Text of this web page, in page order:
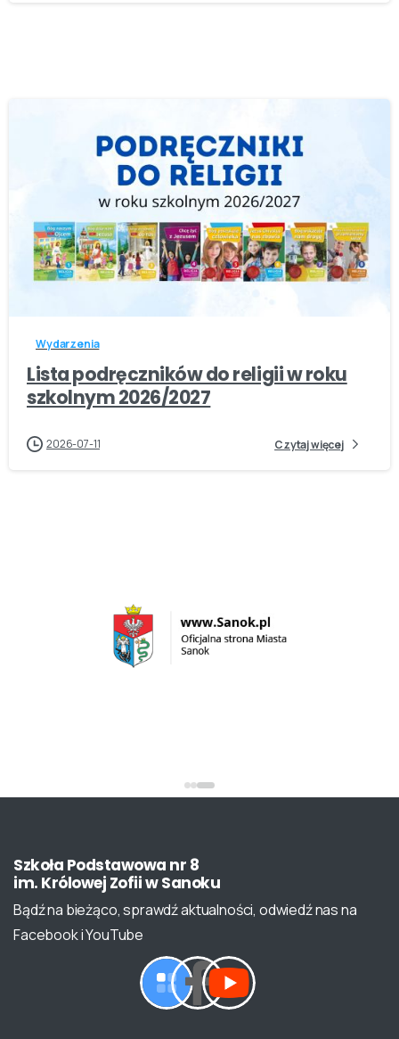
-
Wydarzenia
Lista podręczników do religii w roku
szkolnym 2026/2027
2026-07-11 Czytaj więcej
Szkoła Podstawowa nr 8
im. Królowej ZofiiwSanoku
Bądź na bieżąco, sprawdź aktualności, odwiedź nas na
Facebook i YouTube